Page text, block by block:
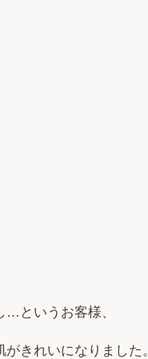
…というお客様、
きれいになりました。